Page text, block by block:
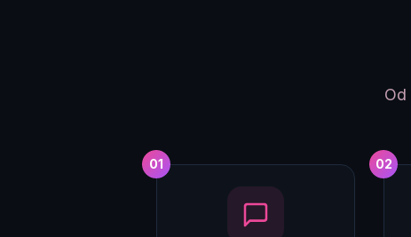
Od
01 02